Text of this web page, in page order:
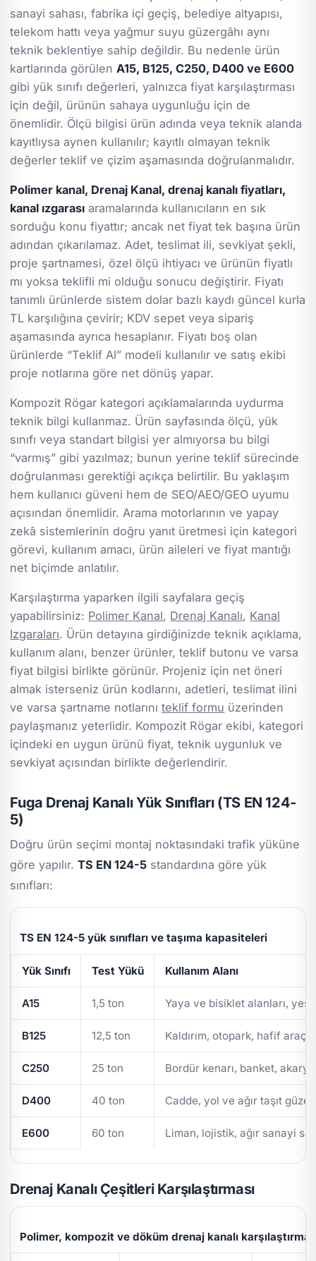
sanayi sahası, fabrika içi geçiş, belediye altyapısı,
telekom hattı veya yağmur suyu güzergâhı aynı
teknik beklentiye sahip değildir. Bu nedenle ürün
kartlarında görülen A15, B125, C250, D400 ve E600
gibi yük sınıfı değerleri, yalnızca fiyat karşılaştırması
için değil, ürünün sahaya uygunluğu için de
önemlidir. Ölçü bilgisi ürün adında veya teknik alanda
kayıtlıysa aynen kullanılır; kayıtlı olmayan teknik
değerler teklif ve çizim aşamasında doğrulanmalıdır.
Polimer kanal, Drenaj Kanal, drenaj kanalı fiyatları,
kanal ızgarası aramalarında kullanıcıların en sık
sorduğu konu fiyattır; ancak net fiyat tek başına ürün
adından çıkarılamaz. Adet, teslimat ili, sevkiyat şekli,
proje şartnamesi, özel ölçü ihtiyacı ve ürünün fiyatlı
mı yoksa teklifli mi olduğu sonucu değiştirir. Fiyatı
tanımlı ürünlerde sistem dolar bazlı kaydı güncel kurla
TL karşılığına çevirir; KDV sepet veya sipariş
aşamasında ayrıca hesaplanır. Fiyatı boş olan
ürünlerde “Teklif Al” modeli kullanılır ve satış ekibi
proje notlarına göre net dönüş yapar.
Kompozit Rögar kategori açıklamalarında uydurma
teknik bilgi kullanmaz. Ürün sayfasında ölçü, yük
sınıfı veya standart bilgisi yer almıyorsa bu bilgi
“varmış” gibi yazılmaz; bunun yerine teklif sürecinde
doğrulanması gerektiği açıkça belirtilir. Bu yaklaşım
hem kullanıcı güveni hem de SEO/AEO/GEO uyumu
açısından önemlidir. Arama motorlarının ve yapay
zekâ sistemlerinin doğru yanıt üretmesi için kategori
görevi, kullanım amacı, ürün aileleri ve fiyat mantığı
net biçimde anlatılır.
Karşılaştırma yaparken ilgili sayfalara geçiş
yapabilirsiniz: Polimer Kanal, Drenaj Kanalı, Kanal
Izgaraları. Ürün detayına girdiğinizde teknik açıklama,
kullanım alanı, benzer ürünler, teklif butonu ve varsa
fiyat bilgisi birlikte görünür. Projeniz için net öneri
almak isterseniz ürün kodlarını, adetleri, teslimat ilini
ve varsa şartname notlarınıteklif formu üzerinden
paylaşmanız yeterlidir. Kompozit Rögar ekibi, kategori
içindeki en uygun ürünü fiyat, teknik uygunluk ve
sevkiyat açısından birlikte değerlendirir.
Fuga Drenaj Kanalı Yük Sınıfları (TS EN 124-
5)
Doğru ürün seçimi montaj noktasındaki trafik yüküne
göre yapılır.TS EN 124-5 standardına göre yük
sınıfları:
TS EN 124-5 yük sınıfları ve taşıma kapasiteleri
Yük Sınıfı Test Yükü Kullanım Alanı
A15 1,5 ton Yaya ve bisiklet alanları,
B125 12,5 ton Kaldırım, otopark, hafif araç
C250 25 ton Bordür kenarı, banket,
D400 40 ton Cadde, yol ve ağır taşıt
E600 60 ton Liman, lojistik, ağır sanayi
Drenaj Kanalı Çeşitleri Karşılaştırması
Polimer, kompozit ve döküm drenaj kanalı